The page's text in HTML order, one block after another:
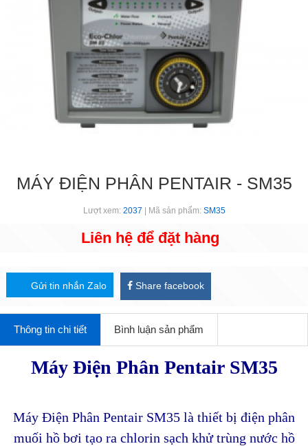
MÁY ĐIỆN PHÂN PENTAIR - SM35
Lượt xem: 2037 | Mã sản phẩm: SM35
Liên hệ để đặt hàng
Gửi tin nhắn Zalo Share facebook
Thông tin chi tiết Bình luận sản phẩm
Máy Điện Phân Pentair SM35
Máy Điện Phân Pentair SM35 là thiết bị điện phân
muối hồ bơi tạo ra chlorin sạch khử trùng nước hồ